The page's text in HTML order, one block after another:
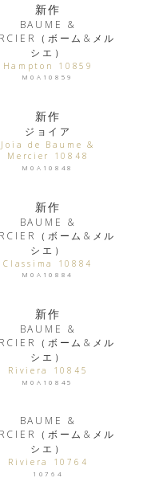
新作
BAUME &
（ボーム&メル
シエ）
Hampton 10859
M0A10859
新作
ジョイア
Joia de Baume &
Mercier 10848
M0A10848
新作
BAUME &
（ボーム&メル
シエ）
Classima 10884
M0A10884
新作
BAUME &
（ボーム&メル
シエ）
Riviera 10845
M0A10845
BAUME &
（ボーム&メル
シエ）
Riviera 10764
10764